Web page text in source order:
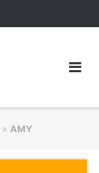
» AMY